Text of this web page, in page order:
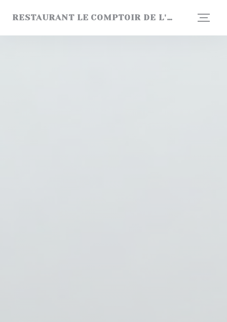
RESTAURANT LE COMPTOIR DE L'ARBORETUM